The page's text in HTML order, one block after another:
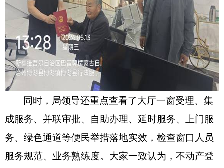
同时，局领导还重点查看了大厅一窗受理、集
成服务、并联审批、自助办理、延时服务、上门服
务、绿色通道等便民举措落地实效，检查窗口人员
服务规范、业务熟练度。大家一致认为，不动产登